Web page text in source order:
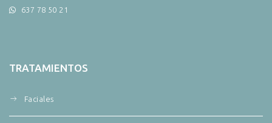
637 78 50 21
TRATAMIENTOS
Faciales